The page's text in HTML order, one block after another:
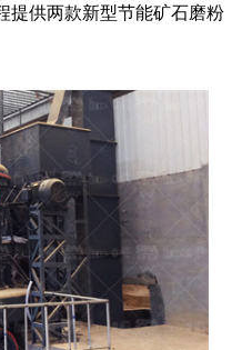
提供两款新型节能矿石磨粉